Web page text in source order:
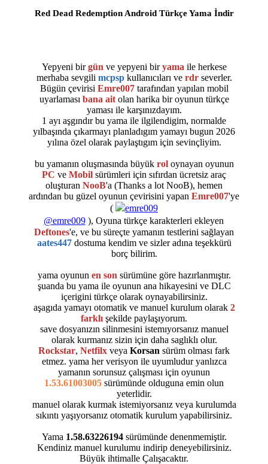
Red Dead Redemption Android Türkçe Yama İndir
Yepyeni birgün ve yepyeni biryama ile herkese
merhaba sevgili mcpspkullanıcıları ve rdrseverler.
Bügün çevirisi Emre007tarafından yapılan mobil
uyarlaması bana aitolan harika bir oyunun türkçe
yaması ile karşınızdayım.
1 ayı aşgındır bu yama ile ilgilendigim, normalde
yılbaşında çıkarmayı planladıgım yamayı bugun 2026
yılına özel olarak paylaştıgım için sevinçliyim.
bu yamanın oluşmasında büyük roloynayan oyunun
PC ve Mobil sürümleri için sıfırdan ücretsiz araç
oluşturan NooB'a (Thanks a lot NooB), hemen
ardından bu güzel oyunun çevirisini yapan Emre007'ye
(
@emre009 ), Oyuna türkçe karakterleri ekleyen
Deftones'e, ve bu süreçte yamanın testlerini sağlayan
aates447dostuma kendim ve sizler adına teşekkürü
borç bilirim.
yama oyunun en son sürümüne göre hazırlanmıştır.
şuanda bu yama ile oyunun ana hikayesini ve DLC
içerigini türkçe olarak oynayabilirsiniz.
aşagıda yamayı otomatik ve manuel kurulum olarak 2
farklı şekilde paylaşıyorum.
save dosyanızın silinmesini istemıyorsanız manuel
olarak kurmanız sizin için daha saglıklı olur.
Rockstar, Netfilx veya Korsan sürüm olması fark
etmez. yama her verisyon ile uyumludur yanlızca
yamanın sorunsuz çalışması için oyunun
1.53.61003005 sürümünde olduguna emin olun
yeterlidir.
manuel olarak kurmak istemiyorsanız veya kurulumda
sıkıntı yaşıyorsanız otomatik kurulum yapabilirsiniz.
Yama 1.58.63226194sürümünde denenmemiştir.
Kendiniz manuel kurulumu indirip deneyebilirsiniz.
Büyük ihtimalle Çalışacaktır.